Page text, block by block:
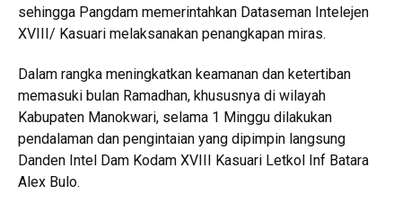
sehingga Pangdam memerintahkan Dataseman Intelejen
XVIII/ Kasuari melaksanakan penangkapan miras.
Dalam rangka meningkatkan keamanan dan ketertiban
memasuki bulan Ramadhan, khususnya di wilayah
Kabupaten Manokwari, selama 1 Minggu dilakukan
pendalaman dan pengintaian yang dipimpin langsung
Danden Intel Dam Kodam XVIII Kasuari Letkol Inf Batara
Alex Bulo.